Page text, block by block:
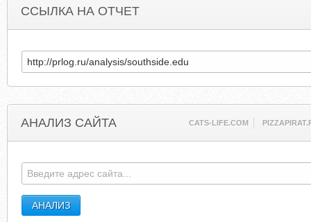
ССЫЛКА НА ОТЧЕТ
АНАЛИЗ САЙТА CATS-LIFE.COM